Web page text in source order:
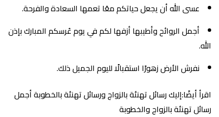
عسى الله أن يجعل حياتكم معًا تعمها السعادة والفرحة.
أجمل الروائح وأطيبها أزفها لكم في يوم عُرسكم المبارك بإذن
الله.
نفرش الأرض زهورًا استقبالًا لليوم الجميل ذلك.
اقرأ أيضًا:إليك رسائل تهنئة بالزواج ورسائل تهنئة بالخطوبة أجمل
رسائل تهنئة بالزواج والخطوبة